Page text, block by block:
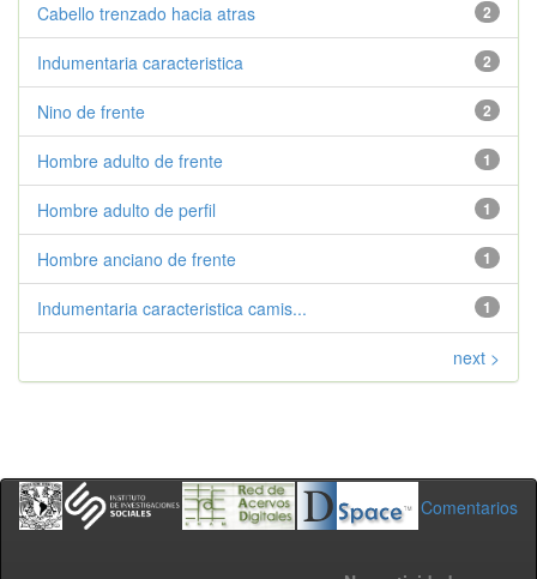
2
Cabello trenzado hacia atras
2
Indumentaria caracteristica
2
Nino de frente
1
Hombre adulto de frente
1
Hombre adulto de perfil
1
Hombre anciano de frente
1
Indumentaria caracteristica camis...
next >
Comentarios